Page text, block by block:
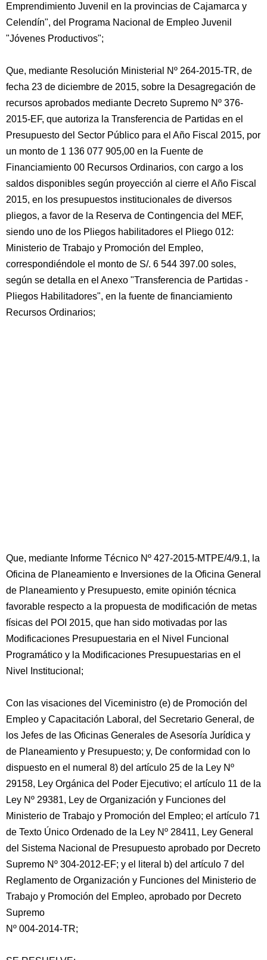
Emprendimiento Juvenil en la provincias de Cajamarca y
Celendín", del Programa Nacional de Empleo Juvenil
"Jóvenes Productivos";
Que, mediante Resolución Ministerial Nº 264-2015-TR, de
fecha 23 de diciembre de 2015, sobre la Desagregación de
recursos aprobados mediante Decreto Supremo Nº 376-
2015-EF, que autoriza la Transferencia de Partidas en el
Presupuesto del Sector Público para el Año Fiscal 2015, por
un monto de 1 136 077 905,00 en la Fuente de
Financiamiento 00 Recursos Ordinarios, con cargo a los
saldos disponibles según proyección al cierre el Año Fiscal
2015, en los presupuestos institucionales de diversos
pliegos, a favor de la Reserva de Contingencia del MEF,
siendo uno de los Pliegos habilitadores el Pliego 012:
Ministerio de Trabajo y Promoción del Empleo,
correspondiéndole el monto de S/. 6 544 397.00 soles,
según se detalla en el Anexo "Transferencia de Partidas -
Pliegos Habilitadores", en la fuente de financiamiento
Recursos Ordinarios;
Que, mediante Informe Técnico Nº 427-2015-MTPE/4/9.1, la
Oficina de Planeamiento e Inversiones de la Oficina General
de Planeamiento y Presupuesto, emite opinión técnica
favorable respecto a la propuesta de modificación de metas
físicas del POI 2015, que han sido motivadas por las
Modificaciones Presupuestaria en el Nivel Funcional
Programático y la Modificaciones Presupuestarias en el
Nivel Institucional;
Con las visaciones del Viceministro (e) de Promoción del
Empleo y Capacitación Laboral, del Secretario General, de
los Jefes de las Oficinas Generales de Asesoría Jurídica y
de Planeamiento y Presupuesto; y, De conformidad con lo
dispuesto en el numeral 8) del artículo 25 de la Ley Nº
29158, Ley Orgánica del Poder Ejecutivo; el artículo 11 de la
Ley Nº 29381, Ley de Organización y Funciones del
Ministerio de Trabajo y Promoción del Empleo; el artículo 71
de Texto Único Ordenado de la Ley Nº 28411, Ley General
del Sistema Nacional de Presupuesto aprobado por Decreto
Supremo Nº 304-2012-EF; y el literal b) del artículo 7 del
Reglamento de Organización y Funciones del Ministerio de
Trabajo y Promoción del Empleo, aprobado por Decreto
Supremo
Nº 004-2014-TR;